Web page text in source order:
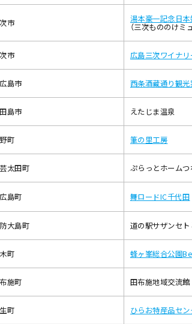
市 湯本豪一記念日
（三次もののけミ
市 広島三次ワイナリ
島市 西条酒蔵通り観
島市 えたじま温泉
町 筆の里工房
太田町 ぷらっとホームつ
島町 舞ロードIC千代田
大島町 道の駅サザンセ
町 蜂ヶ峯総合公園
施町 田布施地域交流館
町 ひらお特産品セン